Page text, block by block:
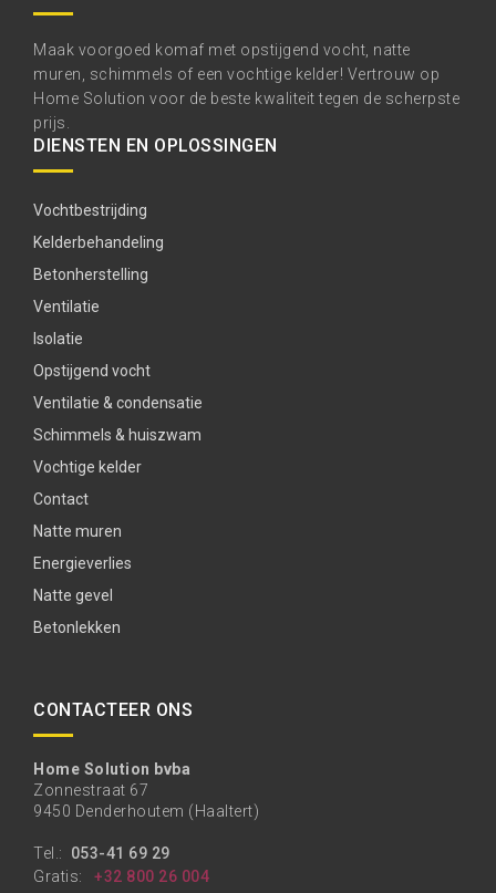
Maak voorgoed komaf met opstijgend vocht, natte
muren, schimmels of een vochtige kelder! Vertrouw op
Home Solution voor de beste kwaliteit tegen de scherpste
prijs.
DIENSTEN EN OPLOSSINGEN
Vochtbestrijding
Kelderbehandeling
Betonherstelling
Ventilatie
Isolatie
Opstijgend vocht
Ventilatie & condensatie
Schimmels & huiszwam
Vochtige kelder
Contact
Natte muren
Energieverlies
Natte gevel
Betonlekken
CONTACTEER ONS
Home Solution bvba
Zonnestraat 67
9450 Denderhoutem (Haaltert)
Tel.: 053-41 69 29
Gratis:
+32 800 26 004